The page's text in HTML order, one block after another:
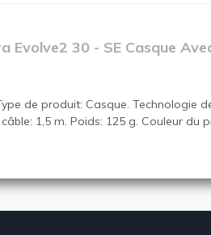
Evolve2 30 - SE Casque
de produit: Casque.
1,5 m. Poids: 125 g. Couleur du